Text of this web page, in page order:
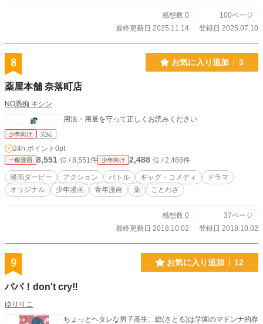
感想数 0
100ページ
最終更新日 2025.11.14
登録日 2025.07.10
8 お気に入り追加 3
薬屋本舗 奈落町店
NO愚痴 キシン
用法・用量を守って正しくお読みください
少年向け 完結
24h.ポイント 0pt
一般漫画 8,551 位 / 8,551件 少年向け 2,488 位 / 2,488件
漫画ダービー アクション バトル ギャグ・コメディ
ドラマ
オリジナル
少年漫画 青年漫画 薬 ことわざ
感想数 0
37ページ
最終更新日 2018.10.02
登録日 2018.10.02
9 お気に入り追加 12
パパ！don't cry‼︎
ゆりりこ
ちょっとヘタレな男子高生、総(さとる)は学園のマドンナ的存